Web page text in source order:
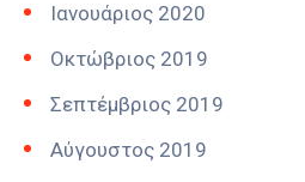
Ιανουάριος 2020
Οκτώβριος 2019
Σεπτέμβριος 2019
Αύγουστος 2019